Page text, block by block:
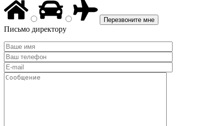
Письмо директору